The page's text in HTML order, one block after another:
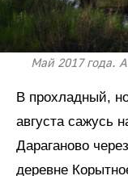
Май 2017 года.
В прохладный,
августа сажусь
Дараганово
деревне